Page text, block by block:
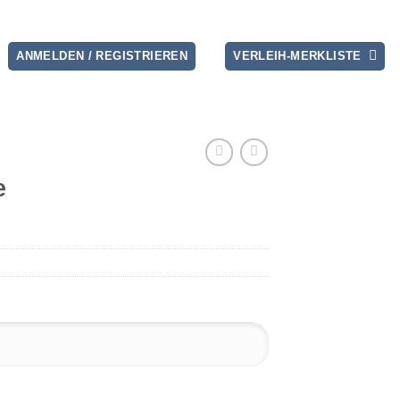
ANMELDEN / REGISTRIEREN VERLEIH-MERKLISTE